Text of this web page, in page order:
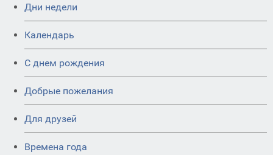
Дни недели
Календарь
C днем рождения
Добрые пожелания
Для друзей
Времена года